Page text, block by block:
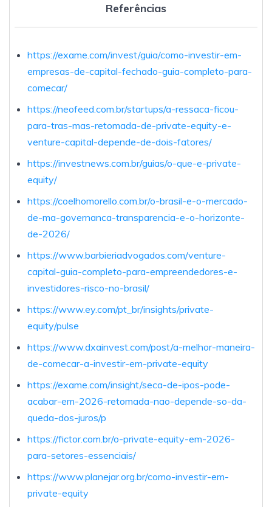
Referências
https://exame.com/invest/guia/como-investir-em-
empresas-de-capital-fechado-guia-completo-para-
comecar/
https://neofeed.com.br/startups/a-ressaca-ficou-
para-tras-mas-retomada-de-private-equity-e-
venture-capital-depende-de-dois-fatores/
https://investnews.com.br/guias/o-que-e-private-
equity/
https://coelhomorello.com.br/o-brasil-e-o-mercado-
de-ma-governanca-transparencia-e-o-horizonte-
de-2026/
https://www.barbieriadvogados.com/venture-
capital-guia-completo-para-empreendedores-e-
investidores-risco-no-brasil/
https://www.ey.com/pt_br/insights/private-
equity/pulse
https://www.dxainvest.com/post/a-melhor-maneira-
de-comecar-a-investir-em-private-equity
https://exame.com/insight/seca-de-ipos-pode-
acabar-em-2026-retomada-nao-depende-so-da-
queda-dos-juros/p
https://fictor.com.br/o-private-equity-em-2026-
para-setores-essenciais/
https://www.planejar.org.br/como-investir-em-
private-equity